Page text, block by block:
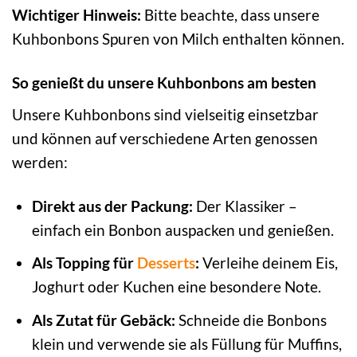
Wichtiger Hinweis: Bitte beachte, dass unsere
Kuhbonbons Spuren von Milch enthalten können.
So genießt du unsere Kuhbonbons am besten
Unsere Kuhbonbons sind vielseitig einsetzbar
und können auf verschiedene Arten genossen
werden:
Direkt aus der Packung: Der Klassiker –
einfach ein Bonbon auspacken und genießen.
Als Topping für Desserts: Verleihe deinem Eis,
Joghurt oder Kuchen eine besondere Note.
Als Zutat für Gebäck: Schneide die Bonbons
klein und verwende sie als Füllung für Muffins,